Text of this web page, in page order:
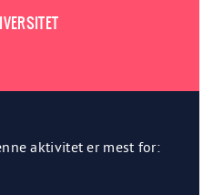
aktivitet er mest for: